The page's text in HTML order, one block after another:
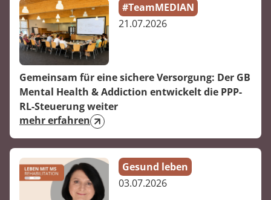
#TeamMEDIAN
21.07.2026
Gemeinsam für eine sichere Versorgung: Der GB
Mental Health & Addiction entwickelt die PPP-
RL-Steuerung weiter
mehr erfahren
Gesund leben
03.07.2026